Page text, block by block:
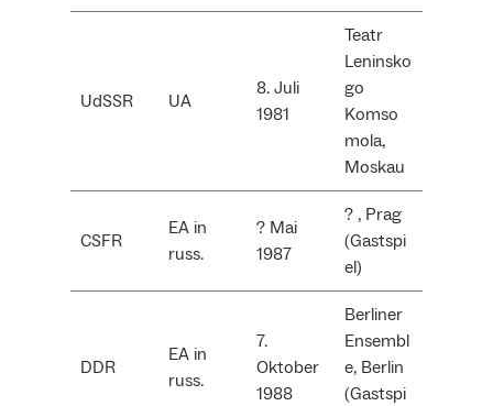
UdSSR UA
8. Juli
1981
Teatr
Leninsko
go
Komso
mola,
Moskau
CSFR
EA in
russ.
? Mai
1987
? , Prag
(Gastspi
el)
DDR
EA in
russ.
7.
Oktober
1988
Berliner
Ensembl
e, Berlin
(Gastspi